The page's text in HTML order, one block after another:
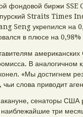
фондовой биржи SSE
Straits Times
Seng укрепился на
в плюсе на 0,98%
В аналогичном
«Мы достигнем
чьи слова приводит
сенаторы
наиблежайшие три